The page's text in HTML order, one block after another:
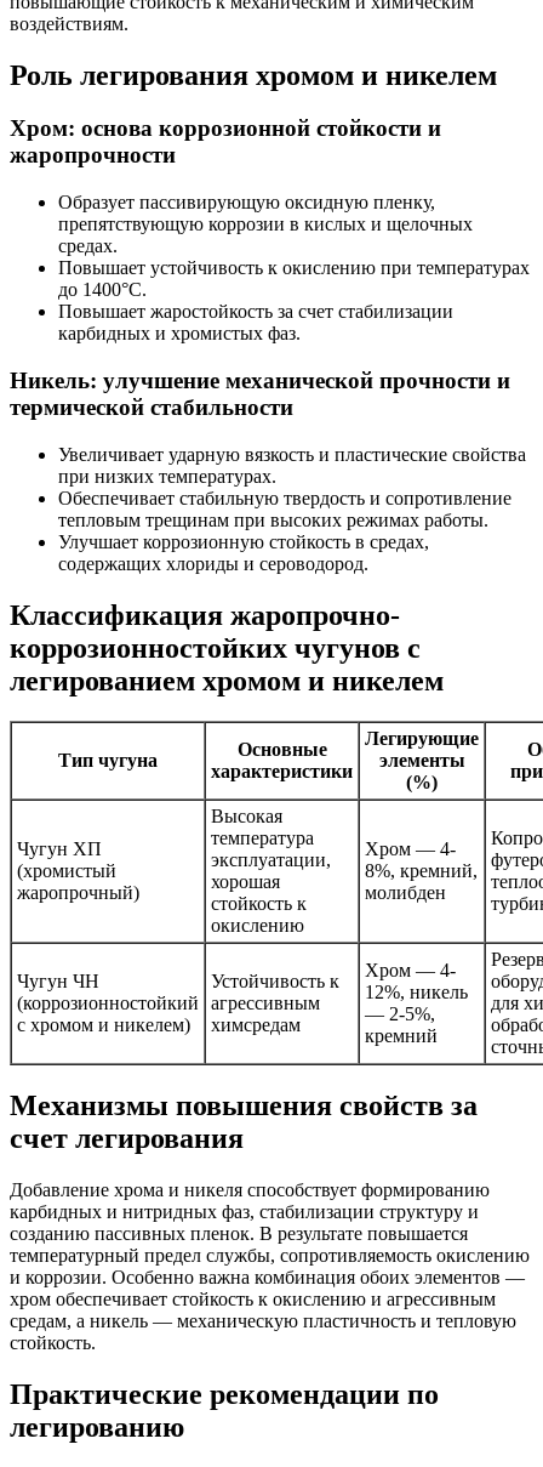
воздействиям.
Роль легирования хромом и никелем
Хром: основа коррозионной стойкости и
жаропрочности
Образует пассивирующую оксидную пленку,
препятствующую коррозии в кислых и щелочных
средах.
Повышает устойчивость к окислению при температурах
до 1400°C.
Повышает жаростойкость за счет стабилизации
карбидных и хромистых фаз.
Никель: улучшение механической прочности и
термической стабильности
Увеличивает ударную вязкость и пластические свойства
при низких температурах.
Обеспечивает стабильную твердость и сопротивление
тепловым трещинам при высоких режимах работы.
Улучшает коррозионную стойкость в средах,
содержащих хлориды и сероводород.
Классификация жаропрочно-
коррозионностойких чугунов с
легированием хромом и никелем
Тип чугуна
Основные
характеристики
Легирующие
элементы
(%)
Чугун ХП
(хромистый
жаропрочный)
Высокая
температура
эксплуатации,
хорошая
стойкость к
окислению
Хром — 4-
8%, кремний,
молибден
Чугун ЧН
(коррозионностойкий
с хромом и никелем)
Устойчивость к
агрессивным
химсредам
Хром — 4-
12%, никель
— 2-5%,
кремний
для
Механизмы повышения свойств за
счет легирования
Добавление хрома и никеля способствует формированию
карбидных и нитридных фаз, стабилизации структуру и
созданию пассивных пленок. В результате повышается
температурный предел службы, сопротивляемость окислению
и коррозии. Особенно важна комбинация обоих элементов —
хром обеспечивает стойкость к окислению и агрессивным
средам, а никель — механическую пластичность и тепловую
стойкость.
Практические рекомендации по
легированию